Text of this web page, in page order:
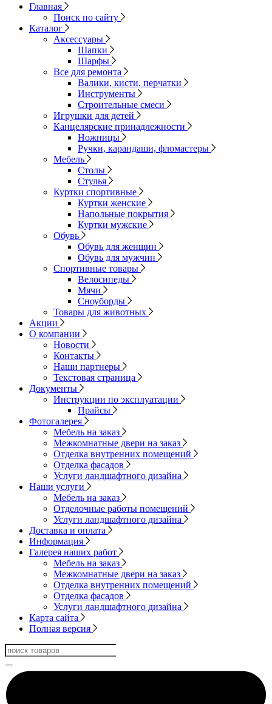
Главная
Поиск по сайту
Каталог
Аксессуары
Шапки
Шарфы
Все для ремонта
Валики, кисти, перчатки
Инструменты
Строительные смеси
Игрушки для детей
Канцелярские принадлежности
Ножницы
Ручки, карандаши, фломастеры
Мебель
Столы
Стулья
Куртки спортивные
Куртки женские
Напольные покрытия
Куртки мужские
Обувь
Обувь для женщин
Обувь для мужчин
Спортивные товары
Велосипеды
Мячи
Сноуборды
Товары для животных
Акции
О компании
Новости
Контакты
Наши партнеры
Текстовая страница
Документы
Инструкции по эксплуатации
Прайсы
Фотогалерея
Мебель на заказ
Межкомнатные двери на заказ
Отделка внутренних помещений
Отделка фасадов
Услуги ландшафтного дизайна
Наши услуги
Мебель на заказ
Отделочные работы помещений
Услуги ландшафтного дизайна
Доставка и оплата
Информация
Галерея наших работ
Мебель на заказ
Межкомнатные двери на заказ
Отделка внутренних помещений
Отделка фасадов
Услуги ландшафтного дизайна
Карта сайта
Полная версия